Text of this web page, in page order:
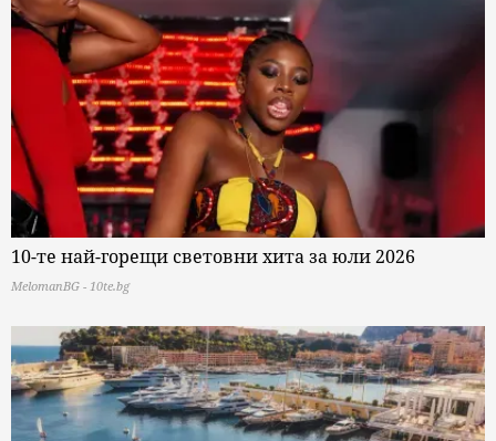
10-те най-горещи световни хита за юли 2026
MelomanBG - 10te.bg